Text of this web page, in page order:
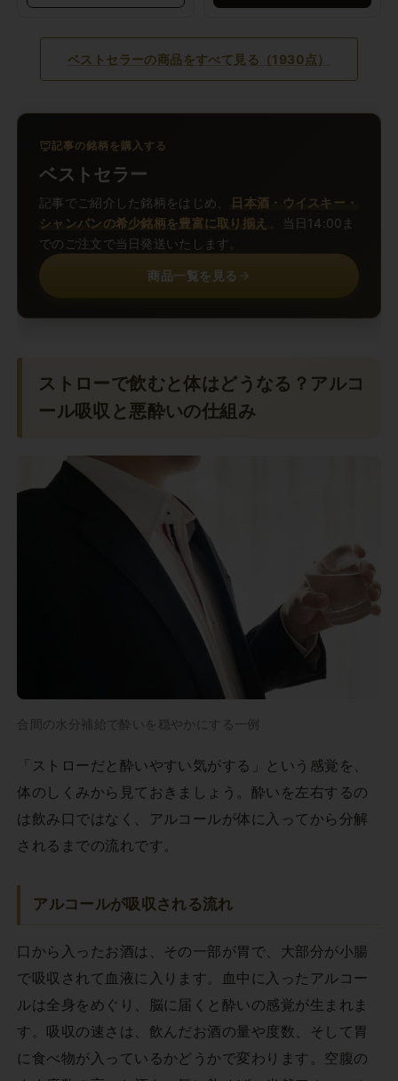
ベストセラーの商品をすべて見る（1930点）
記事の銘柄を購入する
ベストセラー
記事でご紹介した銘柄をはじめ、
日本酒・ウイスキー・
シャンパンの希少銘柄を豊富に取り揃え
。当日14:00ま
でのご注文で当日発送いたします。
商品一覧を見る
ストローで飲むと体はどうなる？アルコ
ール吸収と悪酔いの仕組み
合間の水分補給で酔いを穏やかにする一例
「ストローだと酔いやすい気がする」という感覚を、
体のしくみから見ておきましょう。酔いを左右するの
は飲み口ではなく、アルコールが体に入ってから分解
されるまでの流れです。
アルコールが吸収される流れ
口から入ったお酒は、その一部が胃で、大部分が小腸
で吸収されて血液に入ります。血中に入ったアルコー
ルは全身をめぐり、脳に届くと酔いの感覚が生まれま
す。吸収の速さは、飲んだお酒の量や度数、そして胃
に食べ物が入っているかどうかで変わります。空腹の